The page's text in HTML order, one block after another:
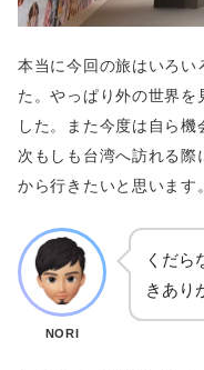
本当に今回の旅はいろい
た。やっぱり外の世界を
した。また今度は自ら機
次もしも台湾へ訪れる際
から行きたいと思います。
NORI
くだら
きあり